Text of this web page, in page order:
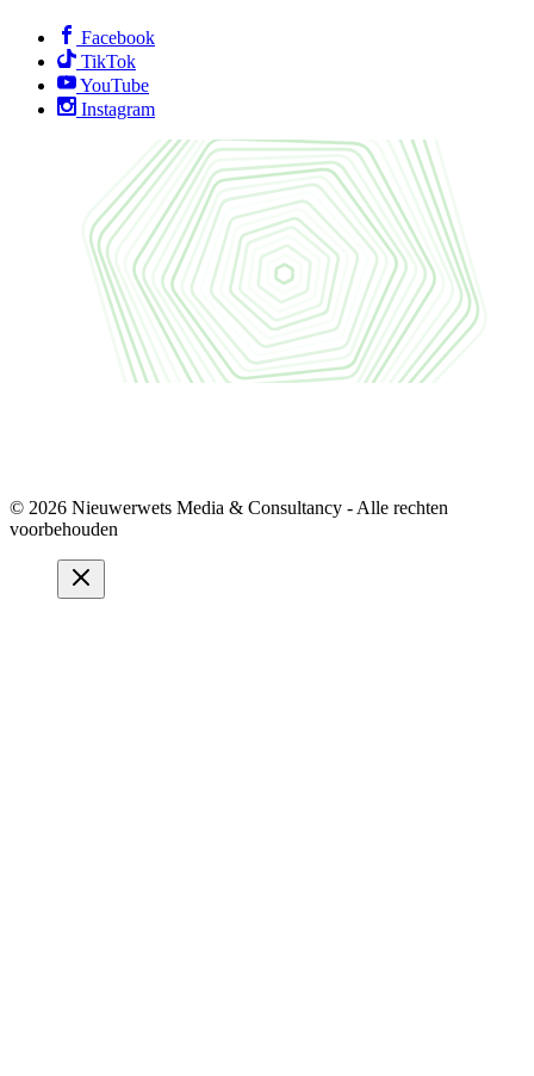
Facebook
TikTok
YouTube
Instagram
© 2026 Nieuwerwets Media & Consultancy - Alle rechten
voorbehouden